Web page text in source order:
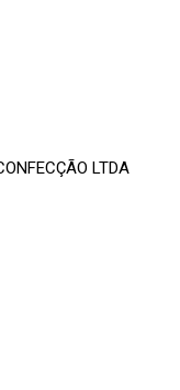
LTDA